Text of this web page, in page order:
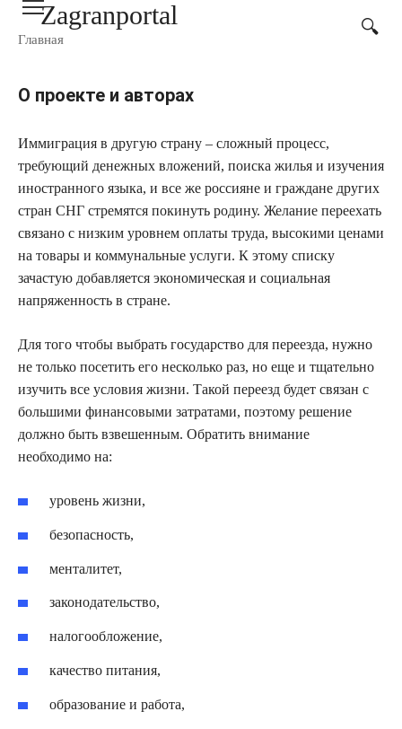
ПерейтиZagranportal
Главная
О проекте и авторах
Иммиграция в другую страну – сложный процесс,
требующий денежных вложений, поиска жилья и изучения
иностранного языка, и все же россияне и граждане других
стран СНГ стремятся покинуть родину. Желание переехать
связано с низким уровнем оплаты труда, высокими ценами
на товары и коммунальные услуги. К этому списку
зачастую добавляется экономическая и социальная
напряженность в стране.
Для того чтобы выбрать государство для переезда, нужно
не только посетить его несколько раз, но еще и тщательно
изучить все условия жизни. Такой переезд будет связан с
большими финансовыми затратами, поэтому решение
должно быть взвешенным. Обратить внимание
необходимо на:
уровень жизни,
безопасность,
менталитет,
законодательство,
налогообложение,
качество питания,
образование и работа,